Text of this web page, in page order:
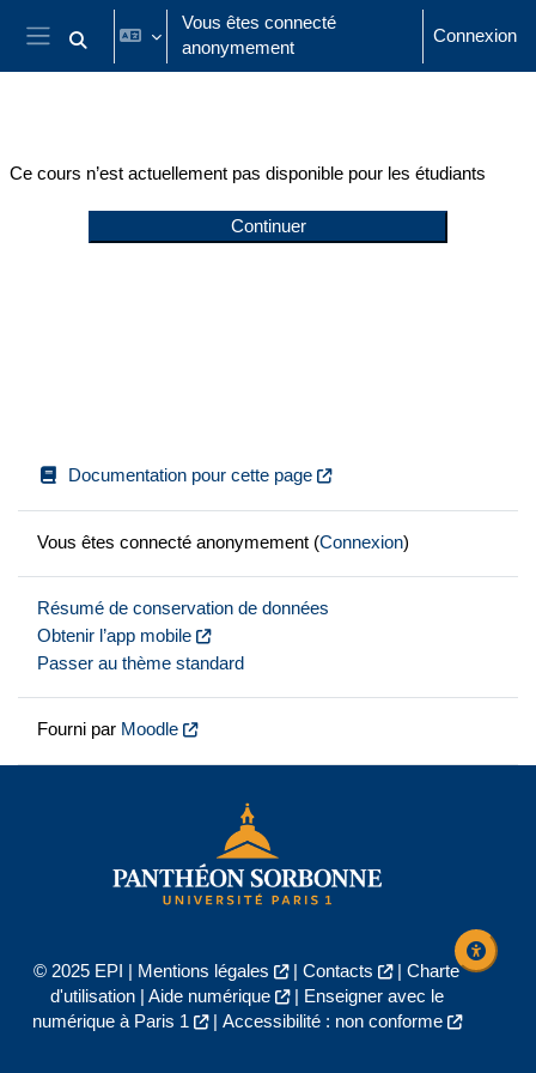
Passer au contenu principal
Panneau latéral
Activer/désactiver la saisie de recherche
Vous êtes connecté
anonymement
Connexion
Ce cours n’est actuellement pas disponible pour les étudiants
Continuer
Documentation pour cette page
Vous êtes connecté anonymement (Connexion)
Résumé de conservation de données
Obtenir l’app mobile
Passer au thème standard
Fourni par Moodle
© 2025 EPI | Mentions légales | Contacts | Charte
d'utilisation| Aide numérique |
Enseigner avec le
numérique à Paris 1
| Accessibilité : non conforme